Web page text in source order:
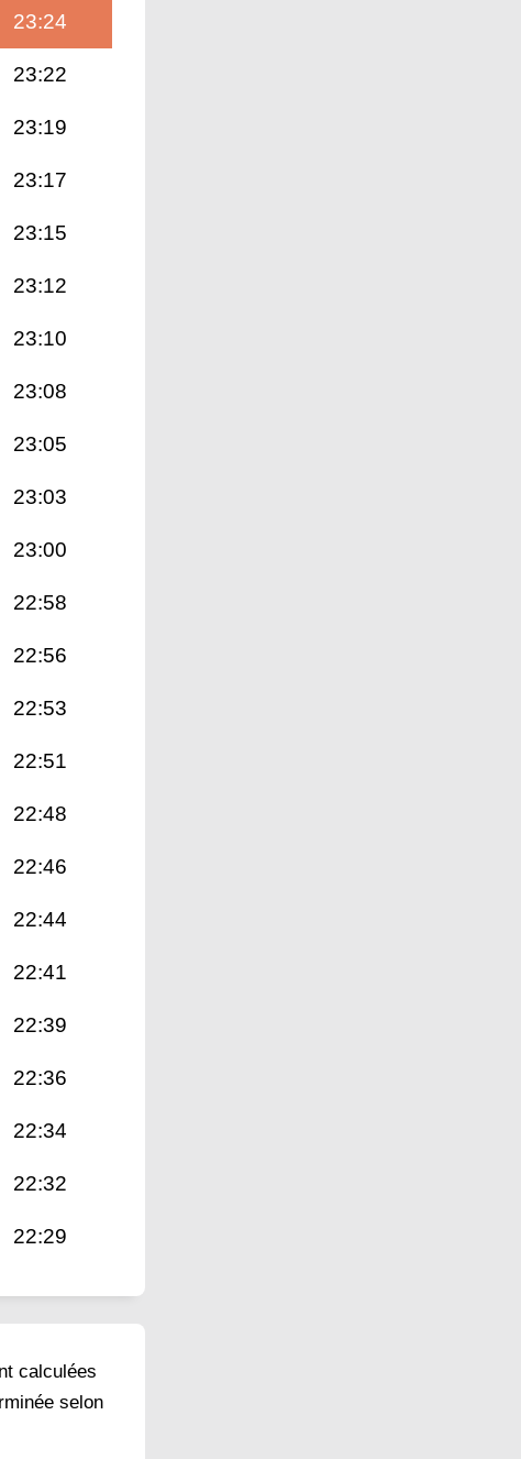
23:24
23:22
23:19
23:17
23:15
23:12
23:10
23:08
23:05
23:03
23:00
22:58
22:56
22:53
22:51
22:48
22:46
22:44
22:41
22:39
22:36
22:34
22:32
22:29
calculées
selon